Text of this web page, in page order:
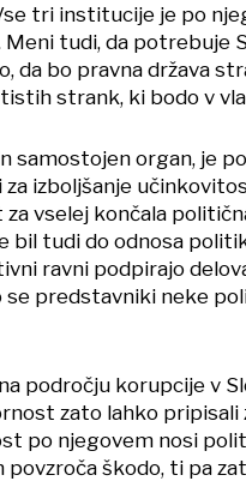
tri institucije je po
tudi, da potrebuje
da bo pravna država
strank, ki bodo v
samostojen organ, je
izboljšanje
vselej končala
bil tudi do odnosa
ravni podpirajo
se predstavniki neke
področju korupcije v
zato lahko pripisali
po njegovem nosi
škodo, ti pa